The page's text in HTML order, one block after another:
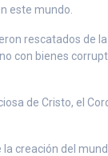
este mundo.
rescatados de
con bienes
de Cristo, el
creación del